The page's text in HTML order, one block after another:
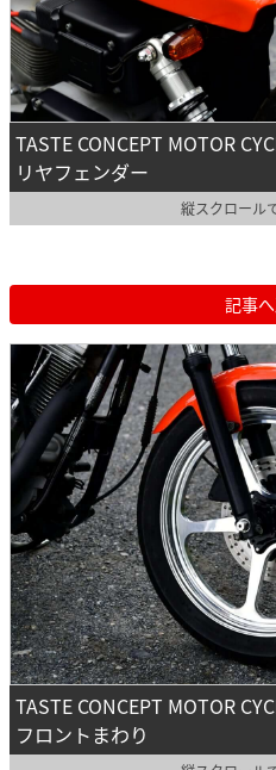
TASTE CONCEPT MOTOR
リヤフェンダー
縦スクロール
記事
TASTE CONCEPT MOTOR
フロントまわり